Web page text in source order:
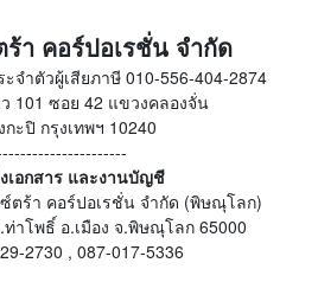
า คอร์ปอเรชั่น จำกัด
จำตัวผู้เสียภาษี 010-556-404-2874
101 ซอย 42 แขวงคลองจั่น
กะปิ กรุงเทพฯ 10240
เอกสาร และงานบัญชี
ตร้า คอร์ปอเรชั่น จำกัด (พิษณุโลก)
าโพธิ์ อ.เมือง จ.พิษณุโลก 65000
2730 , 087-017-5336